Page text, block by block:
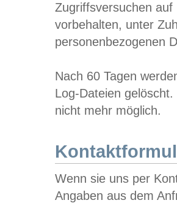
Zugriffsversuchen
vorbehalten, unter
personenbezogenen
Nach 60 Tagen
Log-Dateien
nicht mehr möglich.
Wenn sie uns per
Angaben aus dem